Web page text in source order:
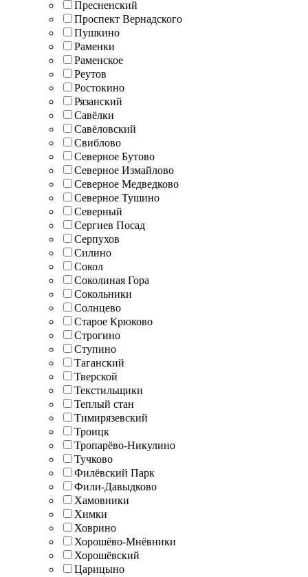
Пресненский
Проспект Вернадского
Пушкино
Раменки
Раменское
Реутов
Ростокино
Рязанский
Савёлки
Савёловский
Свиблово
Северное Бутово
Северное Измайлово
Северное Медведково
Северное Тушино
Северный
Сергиев Посад
Серпухов
Силино
Сокол
Соколиная Гора
Сокольники
Солнцево
Старое Крюково
Строгино
Ступино
Таганский
Тверской
Текстильщики
Теплый стан
Тимирязевский
Троицк
Тропарёво-Никулино
Тучково
Филёвский Парк
Фили-Давыдково
Хамовники
Химки
Ховрино
Хорошёво-Мнёвники
Хорошёвский
Царицыно